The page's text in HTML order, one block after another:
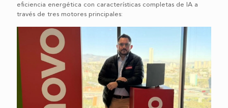
eficiencia energética con características completas de IA a
través de tres motores principales: